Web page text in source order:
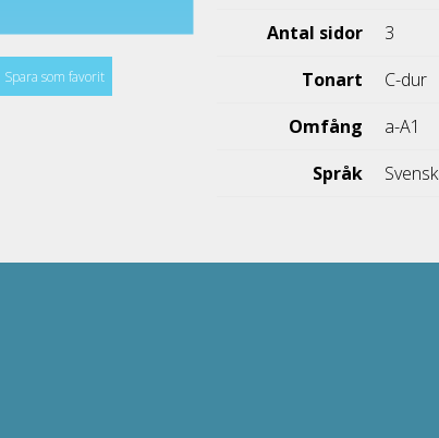
Spara som favorit
Antal sidor
3
Tonart
C-dur
Omfång
a-A1
Språk